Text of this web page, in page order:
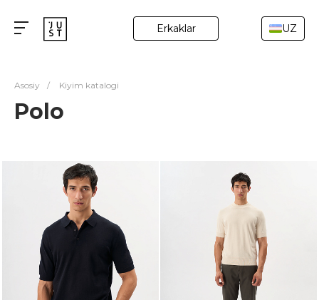
Erkaklar UZ
Asosiy / Kiyim katalogi
Polo